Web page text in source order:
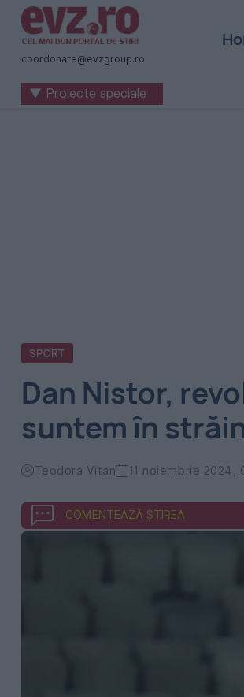
Știri
naționale
internaționale
coordonare@evzgroup.ro
▼ Proiecte speciale
SPORT
Dan Nistor,
suntem în
Teodora Vitan 11 noiembrie 2024,
COMENTEAZĂ ȘTIREA